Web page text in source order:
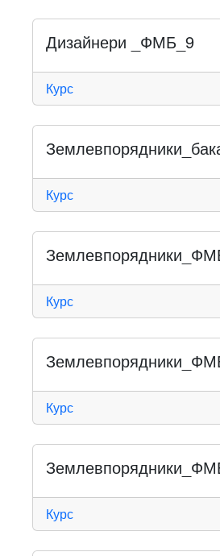
Дизайнери _ФМБ_9
Курс
Курс
Курс
Курс
Курс